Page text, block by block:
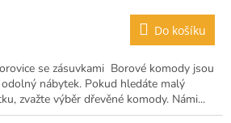
Do košíku
se zásuvkami Borové komody jsou
nábytek. Pokud hledáte malý
zvažte výběr dřevěné komody. Námi...